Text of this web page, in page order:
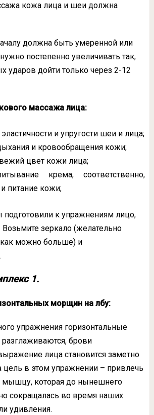
кожа лица и шеи должна
должна быть умеренной или
постепенно увеличивать так,
ударов дойти только через 2-12
массажа лица:
и упругости шеи и лица;
и кровообращения кожи;
цвет кожи лица;
крема, соответственно,
питание кожи;
подготовили к упражнениям лицо,
зеркало (желательно
можно больше) и
1.
морщин на лбу:
упражнения горизонтальные
брови
лица становится заметно
цель в этом упражнении – привлечь
мышцу, которая до нынешнего
сокращалась во время наших
удивления.